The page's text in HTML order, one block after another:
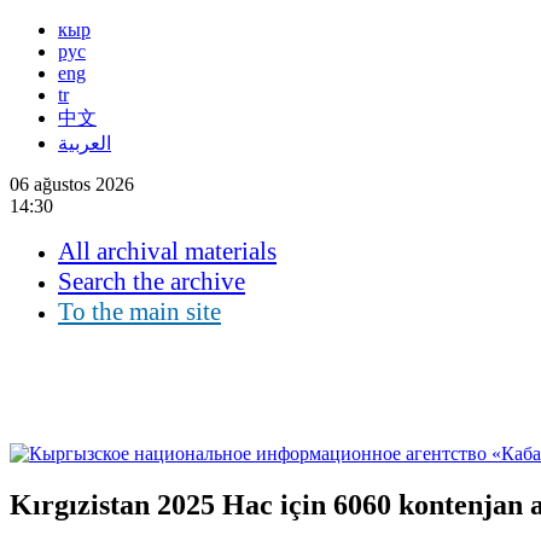
кыр
рус
eng
tr
中文
العربية
06 ağustos 2026
14:30
All archival materials
Search the archive
To the main site
Kırgızistan 2025 Hac için 6060 kontenjan